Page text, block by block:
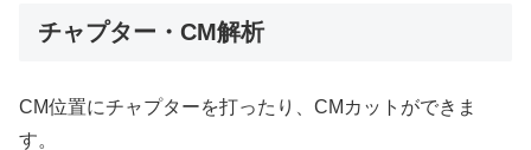
チャプター・CM解析
CM位置にチャプターを打ったり、CMカットができま
す。